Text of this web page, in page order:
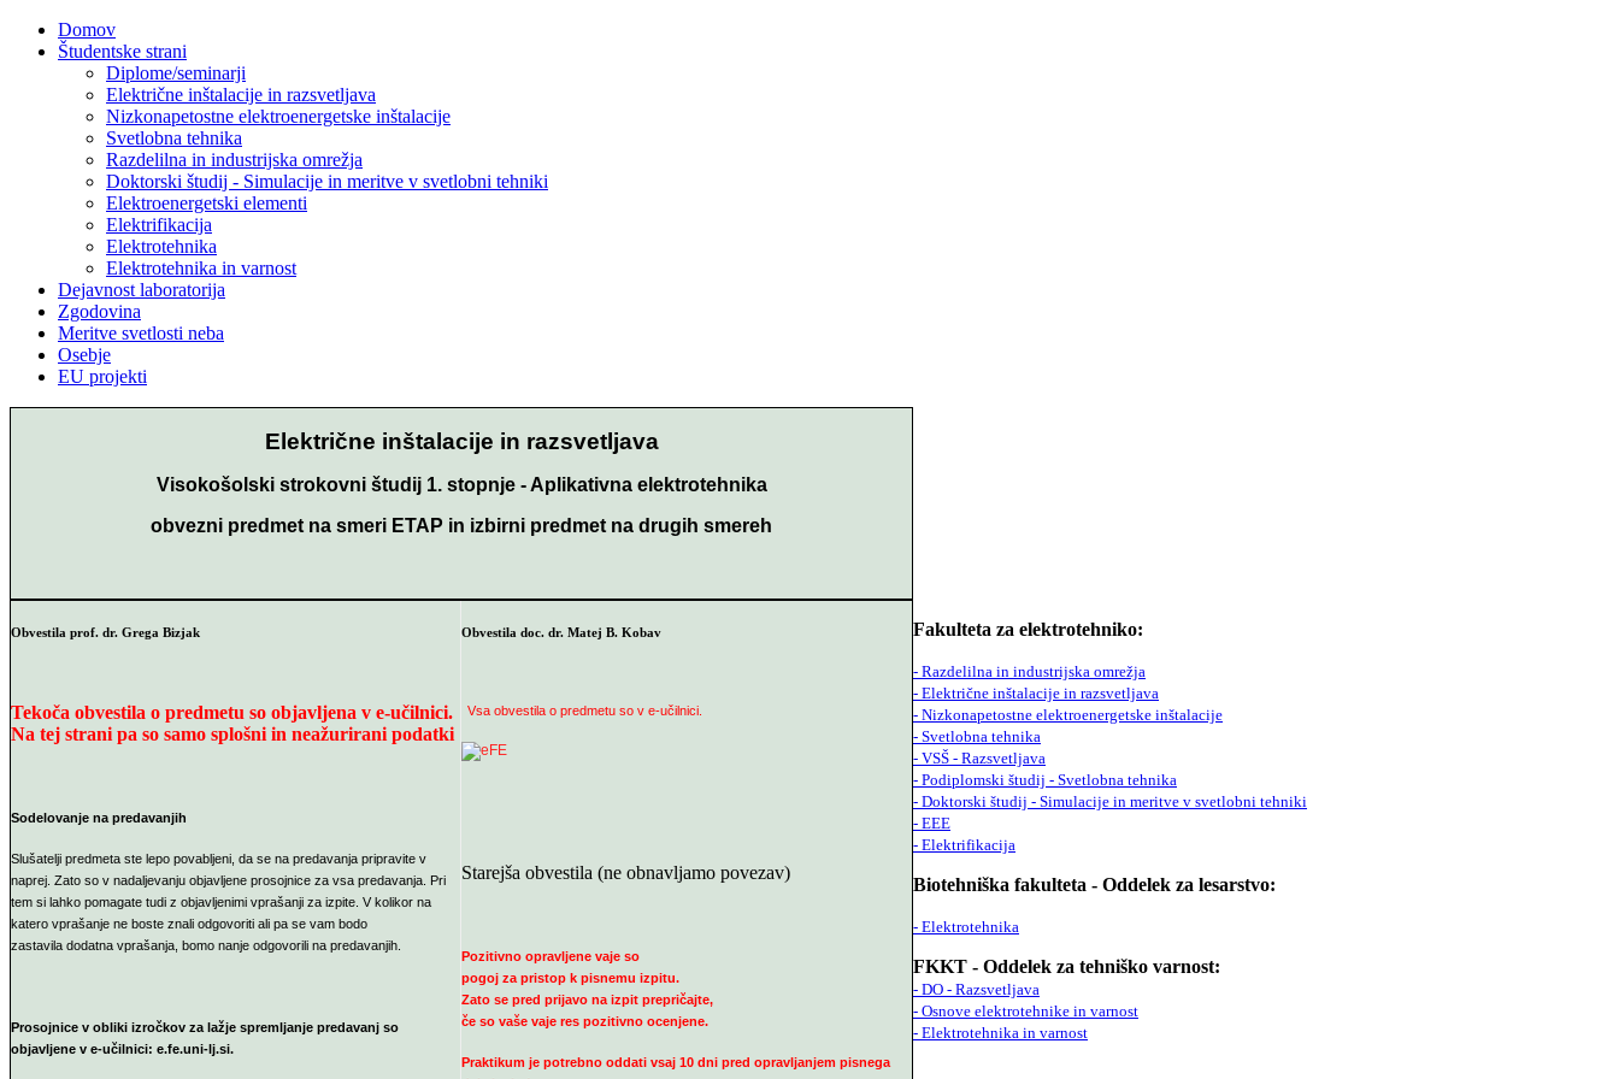
Domov
Študentske strani
Diplome/seminarji
Električne inštalacije in razsvetljava
Nizkonapetostne elektroenergetske inštalacije
Svetlobna tehnika
Razdelilna in industrijska omrežja
Doktorski študij - Simulacije in meritve v svetlobni tehniki
Elektroenergetski elementi
Elektrifikacija
Elektrotehnika
Elektrotehnika in varnost
Dejavnost laboratorija
Zgodovina
Meritve svetlosti neba
Osebje
EU projekti
Električne inštalacije in razsvetljava
Visokošolski strokovni študij 1. stopnje - Aplikativna elektrotehnika
obvezni predmet na smeri ETAP in izbirni predmet na drugih smereh
Obvestila prof. dr. Grega Bizjak
Tekoča obvestila o predmetu so objavljena v e-učilnici.
Na tej strani pa so samo splošni in neažurirani podatki
Sodelovanje na predavanjih
Slušatelji predmeta ste lepo povabljeni, da se na predavanja pripravite v
naprej. Zato so v nadaljevanju objavljene prosojnice za vsa predavanja. Pri
tem si lahko pomagate tudi z objavljenimi vprašanji za izpite. V kolikor na
katero vprašanje ne boste znali odgovoriti ali pa se vam bodo
zastavila dodatna vprašanja, bomo nanje odgovorili na predavanjih.
Prosojnice v obliki izročkov za lažje spremljanje predavanj so
objavljene v e-učilnici: e.fe.uni-lj.si.
Obvestila doc. dr. Matej B. Kobav
Vsa obvestila o predmetu so v e-učilnici.
Starejša obvestila (ne obnavljamo povezav)
Pozitivno opravljene vaje so
pogoj za pristop k pisnemu izpitu.
Zato se pred prijavo na izpit prepričajte,
če so vaše vaje res pozitivno ocenjene.
Praktikum je potrebno oddati vsaj 10 dni pred opravljanjem pisnega
Fakulteta za elektrotehniko:
- Razdelilna in industrijska omrežja
- Električne inštalacije in razsvetljava
- Nizkonapetostne elektroenergetske inštalacije
- Svetlobna tehnika
- VSŠ - Razsvetljava
- Podiplomski študij - Svetlobna tehnika
- Doktorski študij - Simulacije in meritve v svetlobni tehniki
- EEE
- Elektrifikacija
Biotehniška fakulteta - Oddelek za lesarstvo:
- Elektrotehnika
FKKT - Oddelek za tehniško varnost:
- DO - Razsvetljava
- Osnove elektrotehnike in varnost
- Elektrotehnika in varnost